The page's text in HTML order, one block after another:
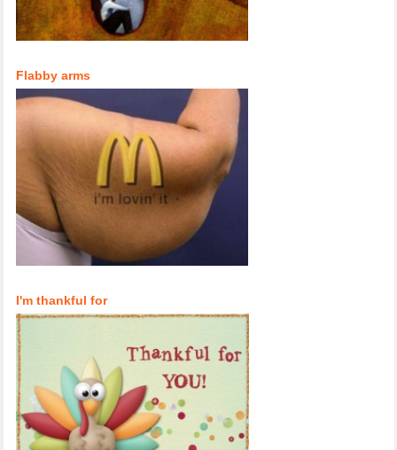
Flabby arms
I'm thankful for